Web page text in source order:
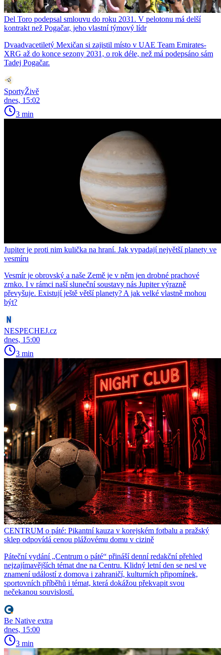
Del Toro podepsal smlouvu do roku 2031. V pelotonu má delší
kontrakt než Pogačar, jeho vlastní týmový lídr
Dvaadvacetiletý Mexičan si zajistil místo v UAE Team Emirates-
XRG až do konce sezony 2031, o rok déle, než má podepsáno sám
Tadej Pogačar.
SportyŽivě
dnes, 15:02
3 min
Jupiter je proti nim kulička na hraní. Jak vypadají největší planety ve
vesmíru
Vesmír je obrovský a naše Země je v něm jen drobné prachové
zrnko. I v rámci naší sluneční soustavy nás Jupiter výrazně
převyšuje. Existují ještě větší planety? A jak velké vlastně mohou
být?
NESPECHEJ.cz
dnes, 15:00
3 min
CENTRUM o páté: Pikantní kauza v korejském fotbalu a pražský
sklep odpovídá cenou plážovému domu v cizině
Páteční vydání „Centrum o páté“ přináší denní redakční přehled
nejzajímavějších témat dne na Centru. Klidný letní den se nesl ve
znamení událostí z domova i zahraničí, kulturních připomínek,
sportovních příběhů i témat, která dokážou překvapit svou
nečekanou souvislostí.
Be Native extra
dnes, 15:00
3 min